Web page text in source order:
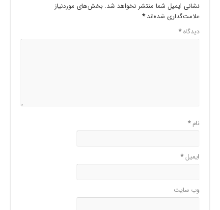
نشانی ایمیل شما منتشر نخواهد شد. بخش‌های موردنیاز
علامت‌گذاری شده‌اند*
دیدگاه*
نام*
ایمیل*
وب‌ سایت